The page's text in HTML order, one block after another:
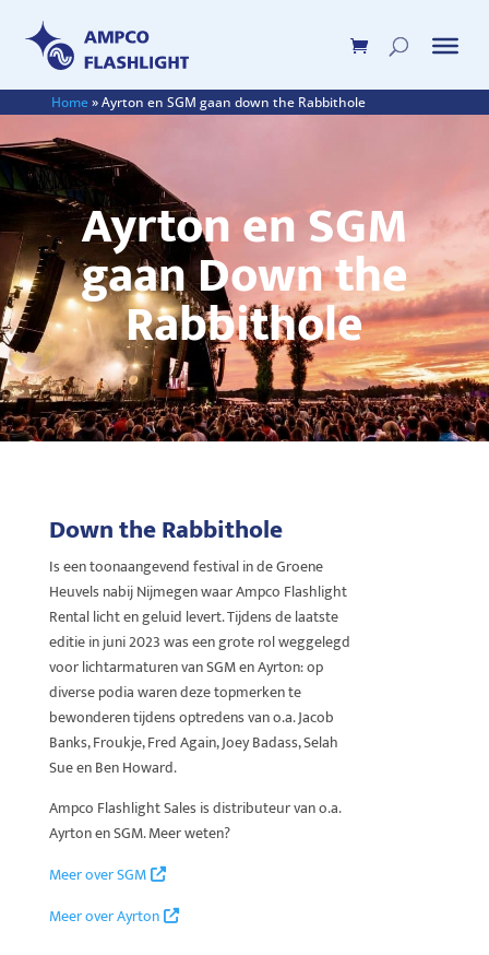
Home»Ayrton en SGM gaan down the Rabbithole
Ayrton en SGM
gaan Down the
Rabbithole
Down the Rabbithole
Is een toonaangevend festival in de Groene
Heuvels nabij Nijmegen waar Ampco Flashlight
Rental licht en geluid levert. Tijdens de laatste
editie in juni 2023 was een grote rol weggelegd
voor lichtarmaturen van SGM en Ayrton: op
diverse podia waren deze topmerken te
bewonderen tijdens optredens van o.a. Jacob
Banks, Froukje, Fred Again, Joey Badass, Selah
Sue en Ben Howard.
Ampco Flashlight Sales is distributeur van o.a.
Ayrton en SGM. Meer weten?
Meer over SGM
Meer over Ayrton